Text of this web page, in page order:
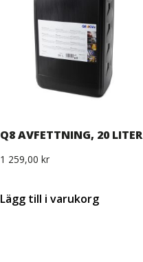
Q8 AVFETTNING, 20 LITER
1 259,00 kr
Lägg till i varukorg